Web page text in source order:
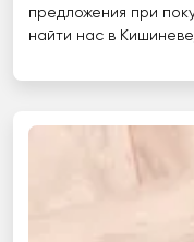
предложения при
найти нас в